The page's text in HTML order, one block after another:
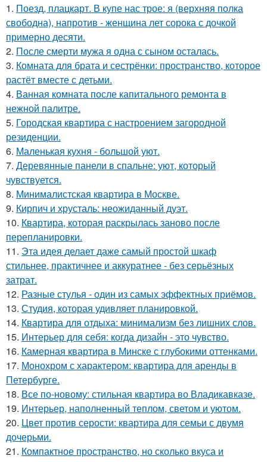
1. Поезд, плацкарт. В купе нас трое: я (верхняя полка
свободна), напротив - женщина лет сорока с дочкой
примерно десяти.
2. После смерти мужа я одна с сыном осталась.
3. Комната для брата и сестрёнки: пространство, которое
растёт вместе с детьми.
4. Ванная комната после капитального ремонта в
нежной палитре.
5. Городская квартира с настроением загородной
резиденции.
6. Маленькая кухня - большой уют.
7. Деревянные панели в спальне: уют, который
чувствуется.
8. Минималистская квартира в Москве.
9. Кирпич и хрусталь: неожиданный дуэт.
10. Квартира, которая раскрылась заново после
перепланировки.
11. Эта идея делает даже самый простой шкаф
стильнее, практичнее и аккуратнее - без серьёзных
затрат.
12. Разные стулья - один из самых эффектных приёмов.
13. Студия, которая удивляет планировкой.
14. Квартира для отдыха: минимализм без лишних слов.
15. Интерьер для себя: когда дизайн - это чувство.
16. Камерная квартира в Минске с глубокими оттенками.
17. Монохром с характером: квартира для аренды в
Петербурге.
18. Все по-новому: стильная квартира во Владикавказе.
19. Интерьер, наполненный теплом, светом и уютом.
20. Цвет против серости: квартира для семьи с двумя
дочерьми.
21. Компактное пространство, но сколько вкуса и